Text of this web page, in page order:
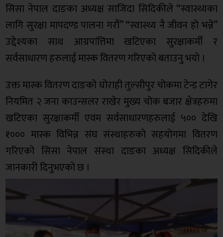
सिसा नेपाल दाङका अध्यक्ष साजिदा सिदिकीले “स्वास्थ्यका
लागि सुरक्षा मापदण्ड पालना गरौं” “स्वास्थ्य नै जीवन हो भन्ने”
उद्देश्यका साथ आग्रपांत्तिमा खटिएका सुरक्षाकर्मी र
सर्वसाधारण हरुलाई मास्क वितरण गरिएको बताउनु भयो ।
उक्त मास्क वितरण दाङको घोराही तुल्सीपुर चोकमा टेन्ड टागेर
नियमित २ जना काउन्सलर राखेर मुख्य चोक बजार क्षेत्रहरुमा
खटिएका सुरक्षाकर्मी एवम सर्वसाधारणहरुलाई ५०० देखि
१००० मास्क विभिन्न संघ संस्थाहरुको सहयोगमा वितरण
गरिएको सिसा नेपाल संस्था दाङका अध्यक्ष सिदिकीले
जानकारी दिनुभएको छ ।